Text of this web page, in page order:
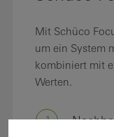
Mit Schüco
um ein System
kombiniert mit
Werten.
1